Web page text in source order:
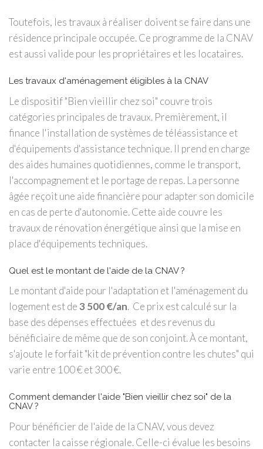
Toutefois, les travaux à réaliser doivent se faire dans une
résidence principale occupée. Ce programme de la CNAV
est aussi valide pour les propriétaires et les locataires.
Les travaux d'aménagement éligibles à la CNAV
Le dispositif "Bien vieillir chez soi" couvre trois
catégories principales de travaux. Premièrement, il
finance l'installation de systèmes de téléassistance et
d'équipements d'assistance technique. Il prend en charge
des aides humaines quotidiennes, comme le transport,
l'accompagnement et le portage de repas. La personne
âgée reçoit une aide financière pour adapter son domicile
en cas de perte d'autonomie. Cette aide couvre les
travaux de rénovation énergétique ainsi que la mise en
place d'équipements techniques.
Quel est le montant de l'aide de la CNAV ?
Le montant d'aide pour l'adaptation et l'aménagement du
logement est de3 500 €/an. Ce prix est calculé sur la
base des dépenses effectuées et des revenus du
bénéficiaire de même que de son conjoint. À ce montant,
s'ajoute le forfait "kit de prévention contre les chutes" qui
varie entre 100 € et 300 €.
Comment demander l'aide "Bien vieillir chez soi" de la
CNAV ?
Pour bénéficier de l'aide de la CNAV, vous devez
contacter la caisse régionale. Celle-ci évalue les besoins